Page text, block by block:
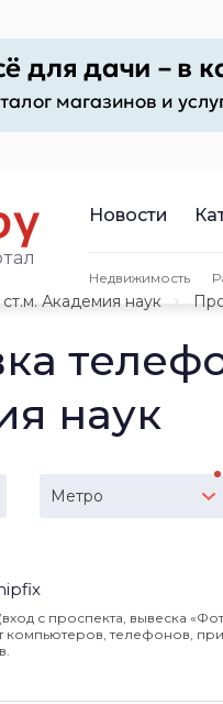
Новости
Недвижимость
ст.м. Академия наук
наук
Метро
с проспекта, вывеска
компьютеров, телефонов,